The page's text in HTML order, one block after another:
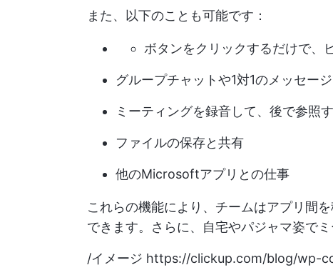
また、以下のことも可能です：
ボタンをクリックするだけで、
グループチャットや1対1のメッセー
ミーティングを録音して、後で参照
ファイルの保存と共有
他のMicrosoftアプリとの仕事
これらの機能により、チームはアプリ間
できます。さらに、自宅やパジャマ姿で
/イメージ https://clickup.com/blog/wp-